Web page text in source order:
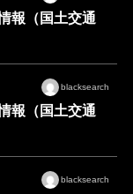
報（国土交通
blacksearch
報（国土交通
blacksearch